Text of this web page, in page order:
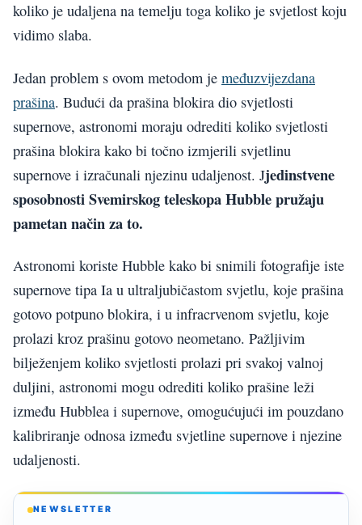
koliko je udaljena na temelju toga koliko je svjetlost koju
vidimo slaba.
Jedan problem s ovom metodom je međuzvijezdana
prašina. Budući da prašina blokira dio svjetlosti
supernove, astronomi moraju odrediti koliko svjetlosti
prašina blokira kako bi točno izmjerili svjetlinu
supernove i izračunali njezinu udaljenost. Jjedinstvene
sposobnosti Svemirskog teleskopa Hubble pružaju
pametan način za to.
Astronomi koriste Hubble kako bi snimili fotografije iste
supernove tipa Ia u ultraljubičastom svjetlu, koje prašina
gotovo potpuno blokira, i u infracrvenom svjetlu, koje
prolazi kroz prašinu gotovo neometano. Pažljivim
bilježenjem koliko svjetlosti prolazi pri svakoj valnoj
duljini, astronomi mogu odrediti koliko prašine leži
između Hubblea i supernove, omogućujući im pouzdano
kalibriranje odnosa između svjetline supernove i njezine
udaljenosti.
NEWSLETTER